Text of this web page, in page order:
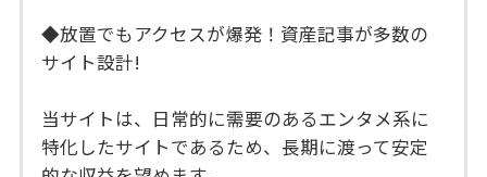
◆放置でもアクセスが爆発！資産記事が多数の
サイト設計!
当サイトは、日常的に需要のあるエンタメ系に
特化したサイトであるため、長期に渡って安定